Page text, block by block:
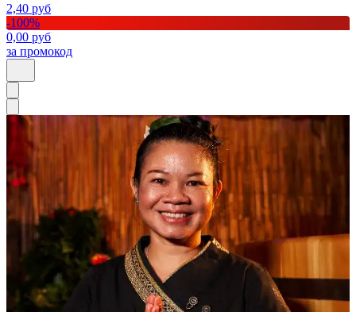
2,40 руб
-100%
0,00 руб
за промокод